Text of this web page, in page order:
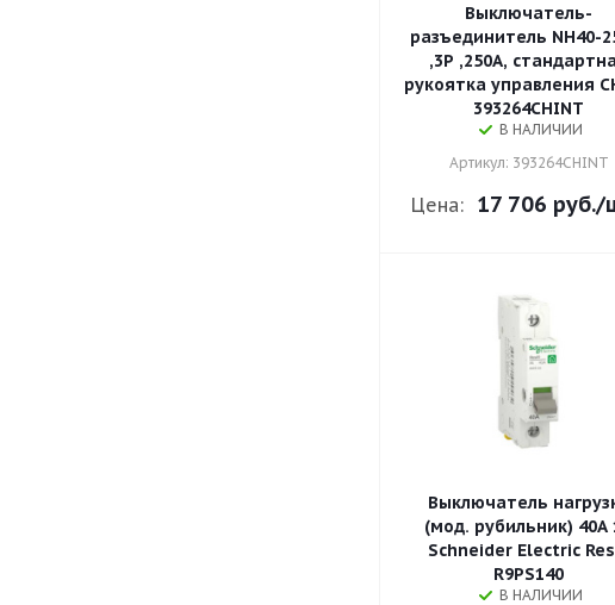
Выключатель-
разъединитель NH40-
,3P ,250А,
рукоятка управления
393264CHINT
В НАЛИЧИИ
Артикул: 393264CHINT
Цена: 17 706 руб./
Выключатель
(мод. рубильник) 40А
Schneider Electric
R9PS140
В НАЛИЧИИ